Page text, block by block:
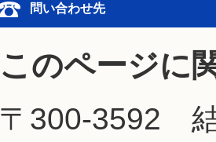
問い合わせ先
このページに
〒300-3592